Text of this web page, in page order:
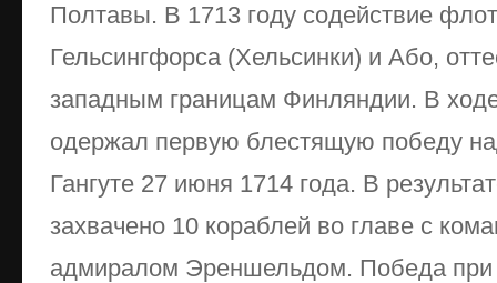
Полтавы. В 1713 году содействие
Гельсингфорса (Хельсинки) и Або,
западным границам Финляндии. В
одержал первую блестящую победу
Гангуте 27 июня 1714 года. В
захвачено 10 кораблей во главе с
адмиралом Эреншельдом. Победа при